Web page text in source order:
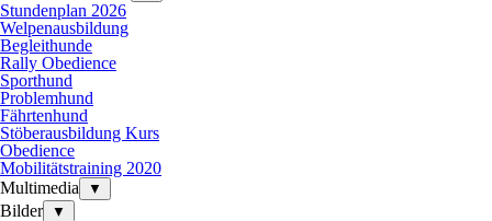
Stundenplan 2026
Welpenausbildung
Begleithunde
Rally Obedience
Sporthund
Problemhund
Fährtenhund
Stöberausbildung Kurs
Obedience
Mobilitätstraining 2020
Multimedia
▼
Bilder ▼